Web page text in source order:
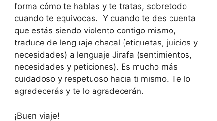
forma cómo te hablas y te tratas, sobretodo
cuando te equivocas. Y cuando te des cuenta
que estás siendo violento contigo mismo,
traduce de lenguaje chacal (etiquetas, juicios y
necesidades) a lenguaje Jirafa (sentimientos,
necesidades y peticiones). Es mucho más
cuidadoso y respetuoso hacia ti mismo. Te lo
agradecerás y te lo agradecerán.
¡Buen viaje!